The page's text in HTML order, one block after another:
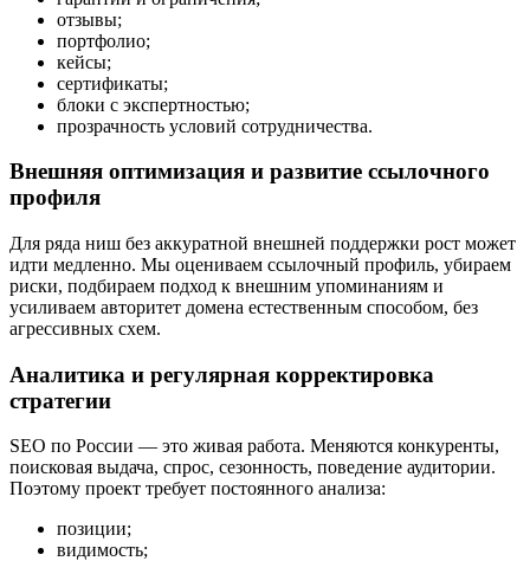
отзывы;
портфолио;
кейсы;
сертификаты;
блоки с экспертностью;
прозрачность условий сотрудничества.
Внешняя оптимизация и развитие ссылочного
профиля
Для ряда ниш без аккуратной внешней поддержки рост может
идти медленно. Мы оцениваем ссылочный профиль, убираем
риски, подбираем подход к внешним упоминаниям и
усиливаем авторитет домена естественным способом, без
агрессивных схем.
Аналитика и регулярная корректировка
стратегии
SEO по России — это живая работа. Меняются конкуренты,
поисковая выдача, спрос, сезонность, поведение аудитории.
Поэтому проект требует постоянного анализа:
позиции;
видимость;